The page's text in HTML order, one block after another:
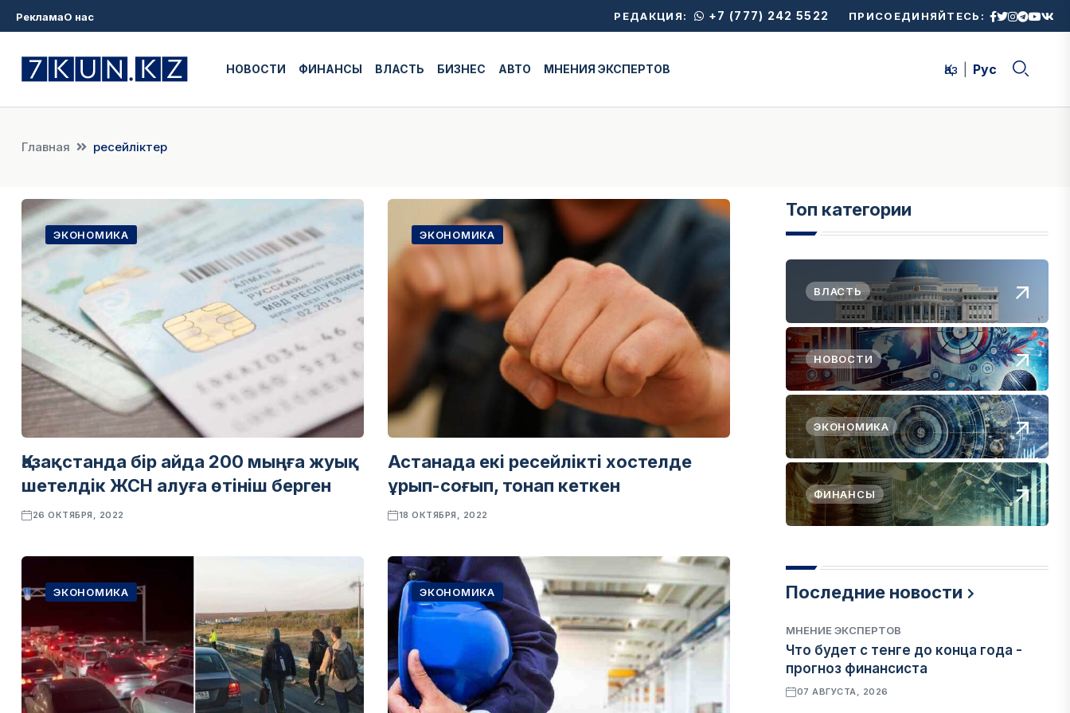
РекламаО нас РЕДАКЦИЯ: +7 (777) 242 5522 ПРИСОЕДИНЯЙТЕСЬ:
НОВОСТИ ФИНАНСЫ ВЛАСТЬ БИЗНЕС АВТО МНЕНИЯ ЭКСПЕРТОВ Қаз Рус
Главная ресейліктер
ЭКОНОМИКА
Қазақстанда бір айда 200 мыңға жуық
шетелдік ЖСН алуға өтініш берген
26 ОКТЯБРЯ, 2022
ЭКОНОМИКА
Астанада екі ресейлікті хостелде
ұрып-соғып, тонап кеткен
18 ОКТЯБРЯ, 2022
ЭКОНОМИКА ЭКОНОМИКА
Топ категории
ВЛАСТЬ
НОВОСТИ
ЭКОНОМИКА
ФИНАНСЫ
Последние новости
МНЕНИЕ ЭКСПЕРТОВ
Что будет с тенге до конца года -
прогноз финансиста
07 АВГУСТА, 2026